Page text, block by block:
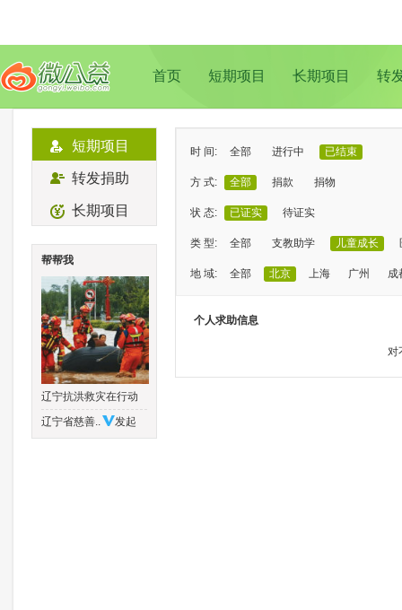
首页 短期项目 长期项目 转
短期项目
转发捐助
长期项目
帮帮我
辽宁抗洪救灾在行动
辽宁省慈善..
发起
时 间: 全部 进行中 已结束
方 式: 全部 捐款 捐物
状 态: 已证实 待证实
类 型: 全部 支教助学 儿童成长
地 域: 全部 北京 上海 广州 成
个人求助信息
对